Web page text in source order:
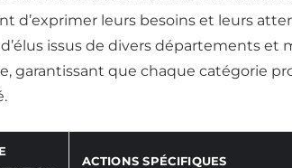
d’exprimer leurs besoins et leurs
issus de divers départements et
garantissant que chaque catégorie
ACTIONS SPÉCIFIQUES